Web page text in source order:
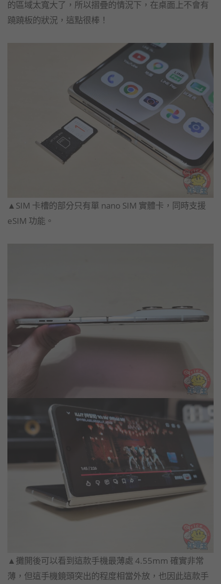
的區域太寬大了，所以摺疊的情況下，在桌面上不會有
蹺蹺板的狀況，這點很棒！
▲SIM 卡槽的部分只有單 nano SIM 實體卡，同時支援
eSIM 功能。
▲攤開後可以看到這款手機最薄處 4.55mm 確實非常
薄，但這手機鏡頭突出的程度相當外放，也因此這款手